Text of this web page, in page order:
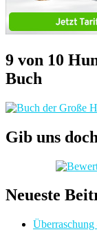
9 von 10
Buch
Gib uns
Neueste